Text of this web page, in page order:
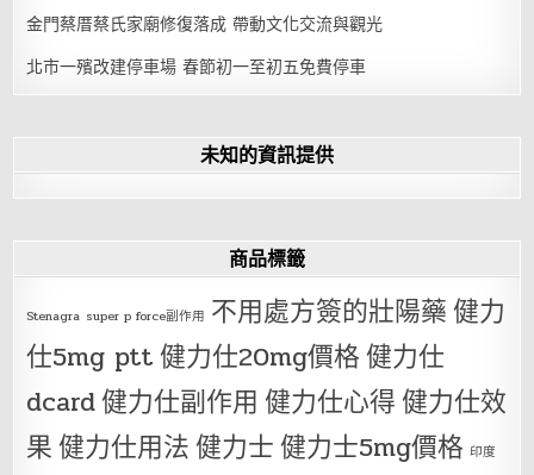
金門蔡厝蔡氏家廟修復落成 帶動文化交流與觀光
北市一殯改建停車場 春節初一至初五免費停車
未知的資訊提供
商品標籤
Stenagra super p force副作用 不用處方簽的壯陽藥健力
仕5mg ptt健力仕20mg價格健力仕
dcard健力仕副作用 健力仕心得健力仕效
果健力仕用法健力士健力士5mg價格 印度